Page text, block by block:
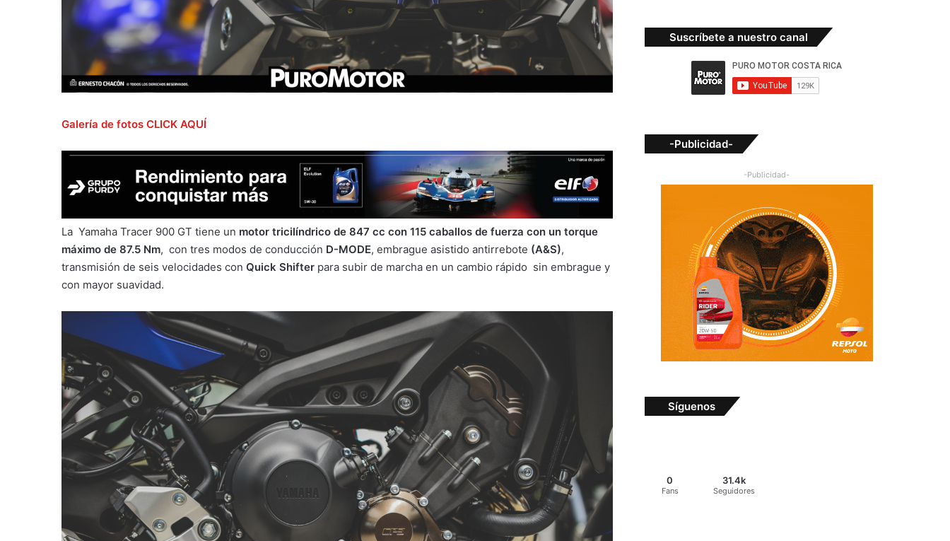
Galería de fotos CLICK AQUÍ
La Yamaha Tracer 900 GT tiene un motor tricilíndrico de 847 cc con 115 caballos de fuerza con un torque
máximo de 87.5 Nm, con tres modos de conducción D-MODE, embrague asistido antirrebote (A&S),
transmisión de seis velocidades con Quick Shifter para subir de marcha en un cambio rápido sin embrague y
con mayor suavidad.
Suscríbete a nuestro canal
-Publicidad-
-Publicidad-
Síguenos
0
Fans
31.4k
Seguidores